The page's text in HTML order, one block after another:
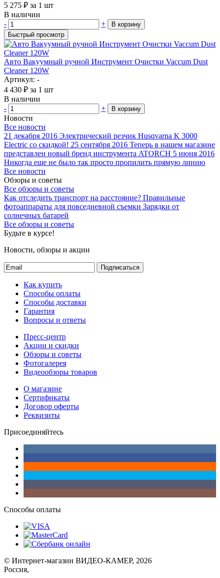
5 275 ₽ за 1 шт
В наличии
-
+
В корзину
Быстрый просмотр
Авто Вакуумный ручной Инструмент Очистки Vaccum Dust
Cleaner 120W
Артикул: -
4 430 ₽ за 1 шт
В наличии
-
+ В корзину
Новости
Все новости
21 декабря 2016 Электрический резчик Husqvarna K 3000
Electric со скидкой! 25 сентября 2016 Теперь в нашем магазине
представлен новый бренд инструмента ATORCH 5 июня 2016
Никогда еще не было так просто пропилить прямую линию
Все новости
Обзоры и советы
Все обзоры и советы
Как отследить транспорт на расстояние? Правильные
фотоаппараты для повседневной съемки Зарядки от
солнечных батарей
Все обзоры и советы
Будьте в курсе!
Новости, обзоры и акции
Подписаться
Как купить
Способы оплаты
Способы доставки
Гарантия
Вопросы и ответы
Пресс-центр
Акции и скидки
Обзоры и советы
Фотогалерея
Видеообзоры товаров
О магазине
Сертификаты
Договор оферты
Реквизиты
Присоединяйтесь
Способы оплаты
© Интернет-магазин ВИДЕО-КАМЕР, 2026
Россия,